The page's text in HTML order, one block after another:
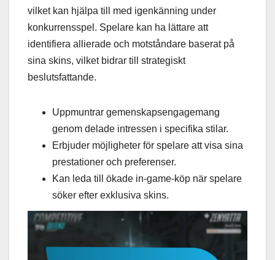
vilket kan hjälpa till med igenkänning under
konkurrensspel. Spelare kan ha lättare att
identifiera allierade och motståndare baserat på
sina skins, vilket bidrar till strategiskt
beslutsfattande.
Uppmuntrar gemenskapsengagemang
genom delade intressen i specifika stilar.
Erbjuder möjligheter för spelare att visa sina
prestationer och preferenser.
Kan leda till ökade in-game-köp när spelare
söker efter exklusiva skins.